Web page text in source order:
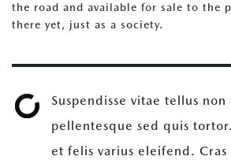
the road and available for sale to the
there yet, just as a society.
Suspendisse vitae tellus
pellentesque sed quis
et felis varius eleifend.